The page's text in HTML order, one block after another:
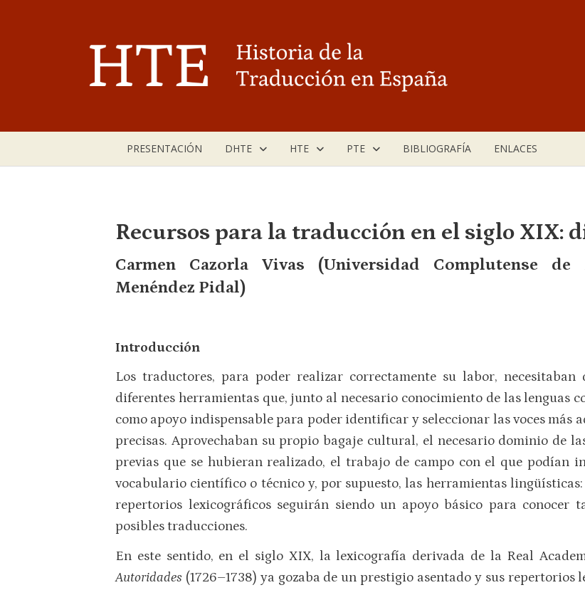
PRESENTACIÓN DHTE HTE PTE BIBLIOGRAFÍA ENLACES
Recursos para la traducción en el siglo XIX:
Carmen Cazorla Vivas (Universidad Complutense
Menéndez Pidal)
Introducción
Los traductores, para poder realizar correctamente su labor,
diferentes herramientas que, junto al necesario conocimiento de las lenguas
como apoyo indispensable para poder identificar y seleccionar las voces más
precisas. Aprovechaban su propio bagaje cultural, el necesario dominio de
previas que se hubieran realizado, el trabajo de campo con el que podían
vocabulario científico o técnico y, por supuesto, las herramientas
repertorios lexicográficos seguirán siendo un apoyo básico para conocer
posibles traducciones.
En este sentido, en el siglo XIX, la lexicografía derivada de la Real
Autoridades (1726–1738) ya gozaba de un prestigio asentado y sus